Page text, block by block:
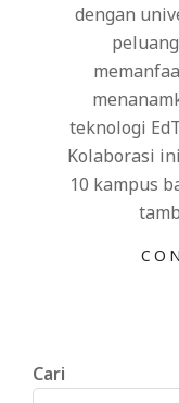
dengan
teknologi
Kolaborasi
10 kampus
Cari